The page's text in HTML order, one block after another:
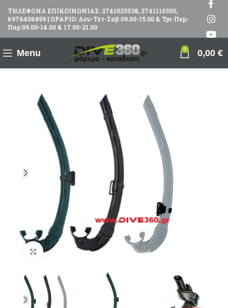
ΤΗΛΕΦΩΝΑ ΕΠΙΚΟΙΝΩΝΙΑΣ: 2741025538, 2741110350,
6976406899 | ΩΡΑΡΙΟ: Δευ-Τετ-Σαβ:09.00-15.00 & Τρι-Πεμ-
Παρ:09.00-14.00 & 17.00-21.00
Menu 0 0,00 €
Πατήστε για μεγέθυνση